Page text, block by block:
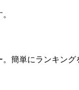
簡単にランキング